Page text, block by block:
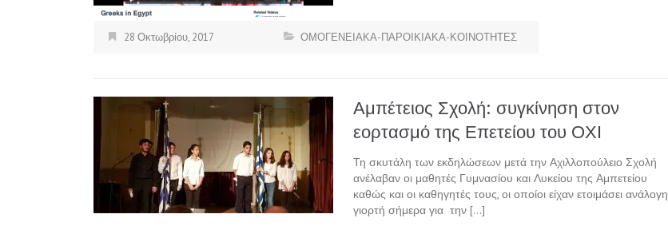
28 Οκτωβρίου, 2017 ΟΜΟΓΕΝΕΙΑΚΑ-ΠΑΡΟΙΚΙΑΚΑ-ΚΟΙΝΟΤΗΤΕΣ
Αμπέτειος Σχολή: συγκίνηση στον
εορτασμό της Επετείου του ΟΧΙ
Τη σκυτάλη των εκδηλώσεων μετά την Αχιλλοπούλειο Σχολή
ανέλαβαν οι μαθητές Γυμνασίου και Λυκείου της Αμπετείου
καθώς και οι καθηγητές τους, οι οποίοι είχαν ετοιμάσει ανάλογη
γιορτή σήμερα για την […]